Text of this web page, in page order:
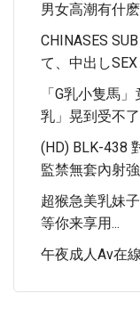
男女高潮有什
CHINASES
て、中出しSEX
「G乳小隻馬
乳」晃到受不
(HD) BLK-438
監禁無套內射
超猴急美乳妹
等你来享用...
午夜成人av在